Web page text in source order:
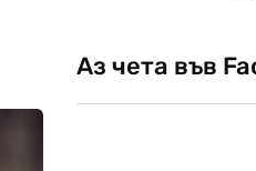
Аз чета във